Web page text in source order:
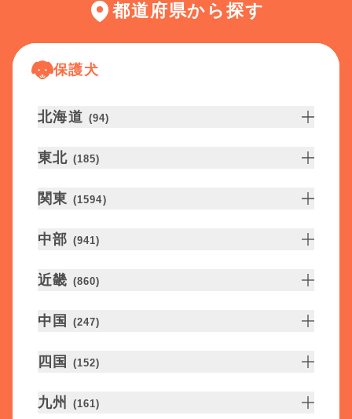
都道府県から探す
保護犬
北海道 (94)
東北 (185)
関東 (1594)
中部 (941)
近畿 (860)
中国 (247)
四国 (152)
九州 (161)